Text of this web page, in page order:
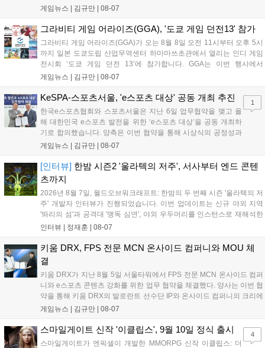
최대 4인 협동을 지원하며, 소음 관리와 물리 법칙을 활용한 전략적 플레
을 개선 중이며, 상세 정보는 스팀 페이지에서 확인 가능합니다....
게임뉴스 | 김규만 08-07
그라비티 게임 어라이즈(GGA), '도쿄 게임 던전13' 참가
그라비티 게임 어라이즈(GGA)가 오는 8월 8일 오전 11시부터 오후 5시
까지 일본 도쿄도립 산업무역센터 하마마쓰초관에서 열리는 인디 게임
전시회 ‘도쿄 게임 던전 13’에 참가합니다. GGA는 이번 행사에서
‘JALECO ARCADE COLLECTION’ 시리즈의 미공개 작품 12종을 최초
입니다. 시연 참여 관람객에게는 선착순으로 특별 굿즈를 증정하며, 인
디 게임 생태계 활성화와 신규 타이틀 반응 확인을 목표로 합니다....
게임뉴스 | 김규만 08-07
KeSPA-스포츠서울, 'e스포츠 대상' 공동 개최 추진
한국e스포츠협회와 스포츠서울은 지난 6일 업무협약을 맺고 올
해 대한민국 e스포츠 발전을 위한 ‘e스포츠 대상’을 공동 개최하
기로 합의했습니다. 양측은 이번 협약을 통해 시상식의 공정성과
전문성을 강화하고 MZ세대를 겨냥한 미디어 영향력을 확대해 e
김영만 회장은 10년 만에 재추진되는 이번 시상식이 e스포츠의
성과와 가치를 널리 알리는 권위 있는 행사가 되도록 노력하겠다
고 밝혔습니다....
게임뉴스 | 김규만 08-07
1
[인터뷰] 한밤 시즌2 '울라텍의 저주', 서사부터 엔드 콘텐
츠까지
2026년 8월 7일, 월드오브워크래프트: 한밤의 두 번째 시즌 '울라텍의 저
주' 개발자 인터뷰가 진행되었습니다. 이번 업데이트는 신규 야외 지역
'똬리의 섬'과 공격대 '맹독 심연', 야외 우두머리를 인스턴스로 재해석한
'소굴'을 포함합니다. 개발진은 하우징 시스템 개선 및 신화+ 던전 로테이
를 표했습니다....
인터뷰 | 정재훈 08-07
키움 DRX, FPS 전문 MCN 온사이드 컴퍼니와 MOU 체
결
키움 DRX가 지난 8월 5일 서울타워에서 FPS 전문 MCN 온사이드 컴퍼
니와 e스포츠 콘텐츠 강화를 위한 업무 협약을 체결했다. 양사는 이번 협
약을 통해 키움 DRX의 발로란트 선수단 IP와 온사이드 컴퍼니의 크리에
이터 네트워크를 결합하여 정규 및 특별 콘텐츠를 공동 기획한다. 또한
오프라인 연계 프로그램을 순차적으로 선보이며 e스포츠 생태계 확장에
나설 계획이다....
게임뉴스 | 김규만 08-07
스마일게이트 신작 '이클립스', 9월 10일 정식 출시
스마일게이트가 엔픽셀이 개발한 MMORPG 신작 이클립스: 더
4